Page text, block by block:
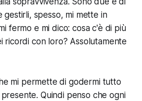
gestirli, spesso, mi mette in
fermo e mi dico: cosa c'è di più
ricordi con loro? Assolutamente
mi permette di godermi tutto
Quindi penso che ogni